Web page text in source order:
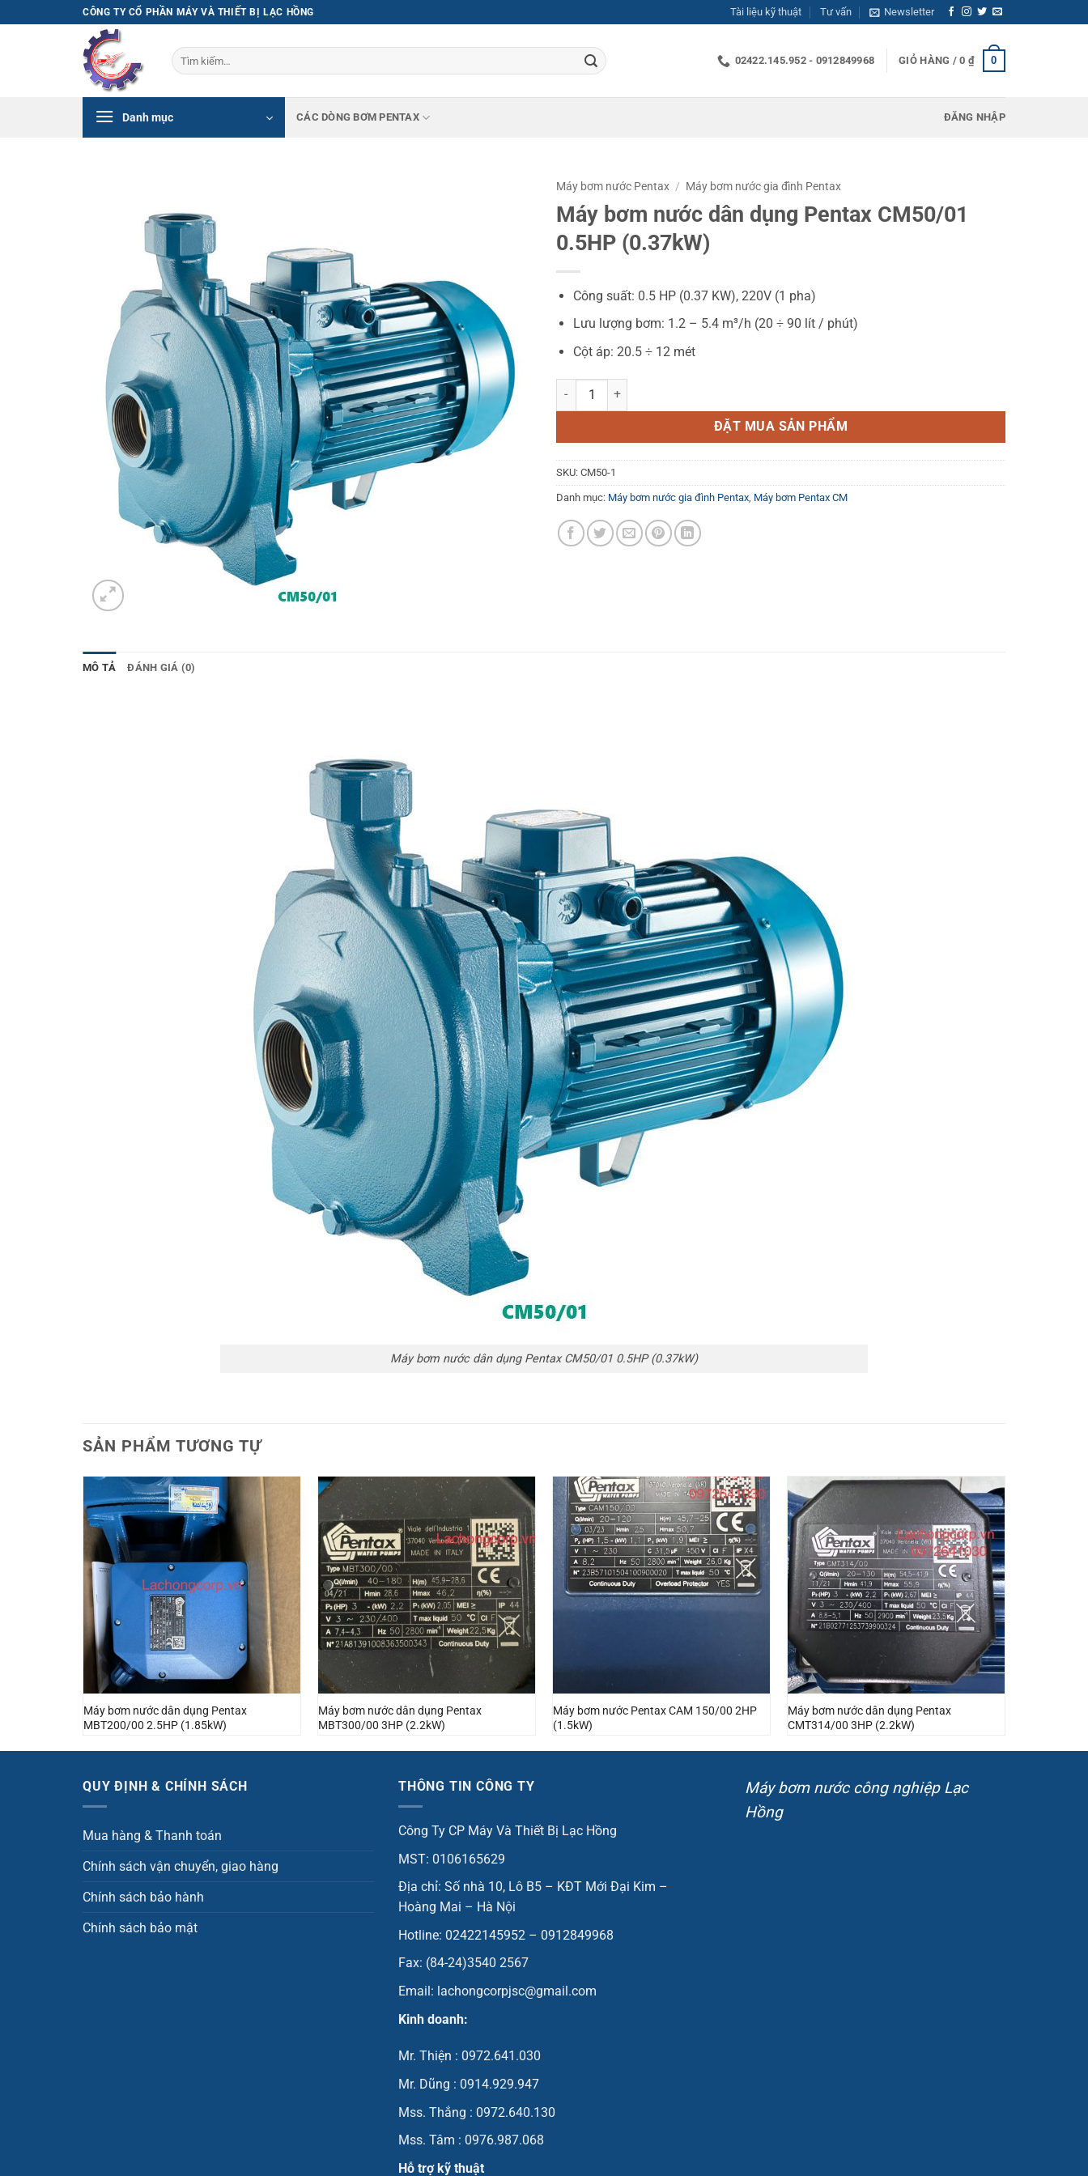
qua
CÔNG TY CỔ PHẦN MÁY VÀ THIẾT BỊ LẠC HỒNG Tài liệu kỹ thuật Tư vấn Newsletter
Tìm
kiếm:
02422.145.952 - 0912849968 GIỎ HÀNG /0 ₫ 0
Danh mục CÁC DÒNG BƠM PENTAX ĐĂNG NHẬP
Máy bơm nước Pentax / Máy bơm nước gia đình Pentax
Máy bơm nước dân dụng Pentax CM50/01
0.5HP (0.37kW)
Công suất: 0.5 HP (0.37 KW), 220V (1 pha)
Lưu lượng bơm: 1.2 – 5.4 m³/h (20 ÷ 90 lít / phút)
Cột áp: 20.5 ÷ 12 mét
Máy bơm nước dân dụng Pentax CM50/01 0.5HP (0.37kW) số lượng
ĐẶT MUA SẢN PHẨM
SKU: CM50-1
Danh mục: Máy bơm nước gia đình Pentax Máy bơm Pentax CM
MÔ TẢ ĐÁNH GIÁ (0)
Máy bơm nước dân dụng Pentax CM50/01 0.5HP (0.37kW)
SẢN PHẨM TƯƠNG TỰ
Máy bơm nước dân dụng Pentax
MBT200/00 2.5HP (1.85kW)
Máy bơm nước dân dụng Pentax
MBT300/00 3HP (2.2kW)
Máy bơm nước Pentax CAM 150/00 2HP
(1.5kW)
Máy bơm nước dân dụng Pentax
CMT314/00 3HP (2.2kW)
QUY ĐỊNH & CHÍNH SÁCH
Mua hàng & Thanh toán
Chính sách vận chuyển, giao hàng
Chính sách bảo hành
Chính sách bảo mật
THÔNG TIN CÔNG TY
Công Ty CP Máy Và Thiết Bị Lạc Hồng
MST: 0106165629
Địa chỉ: Số nhà 10, Lô B5 – KĐT Mới Đại Kim –
Hoàng Mai – Hà Nội
Hotline: 02422145952 – 0912849968
Fax: (84-24)3540 2567
Email: lachongcorpjsc@gmail.com
Kinh doanh:
Mr. Thiện : 0972.641.030
Mr. Dũng : 0914.929.947
Mss. Thắng : 0972.640.130
Mss. Tâm : 0976.987.068
Hỗ trợ kỹ thuật
Máy bơm nước công nghiệp Lạc
Hồng